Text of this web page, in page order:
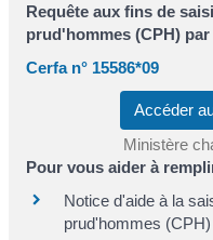
Requête aux fins de
prud'hommes (CPH)
Cerfa n° 15586*09
Accéder
Ministère
Pour vous aider à
Notice d'aide à la
prud'hommes